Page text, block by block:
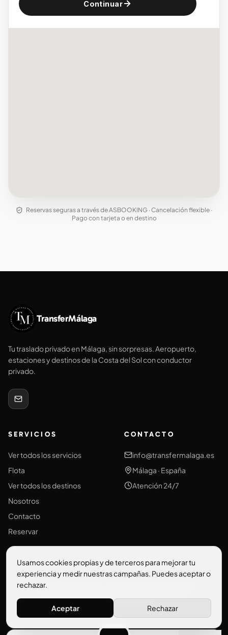
Reservas seguras a través de ASBOOKING · Cancelación flexible ·
Pago con tarjeta o en destino
TransferMálaga
Tu traslado privado en Málaga, sin sorpresas. Aeropuerto,
estaciones y destinos de la Costa del Sol con conductor
privado.
SERVICIOS
Ver todos los servicios
Flota
Ver todos los destinos
Nosotros
Contacto
Reservar
CONTACTO
info@transfermalaga.es
Málaga · España
Atención 24/7
© 2026 Transfermalaga — Todos los derechos reservados.
Términos y condiciones
Usamos cookies propias y de terceros para mejorar tu
experiencia y medir nuestras campañas. Puedes aceptar o
rechazar.
Aceptar Rechazar